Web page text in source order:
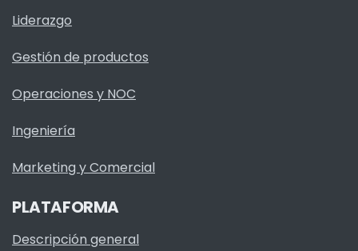
Liderazgo
Gestión de productos
Operaciones y NOC
Ingeniería
Marketing y Comercial
PLATAFORMA
Descripción general